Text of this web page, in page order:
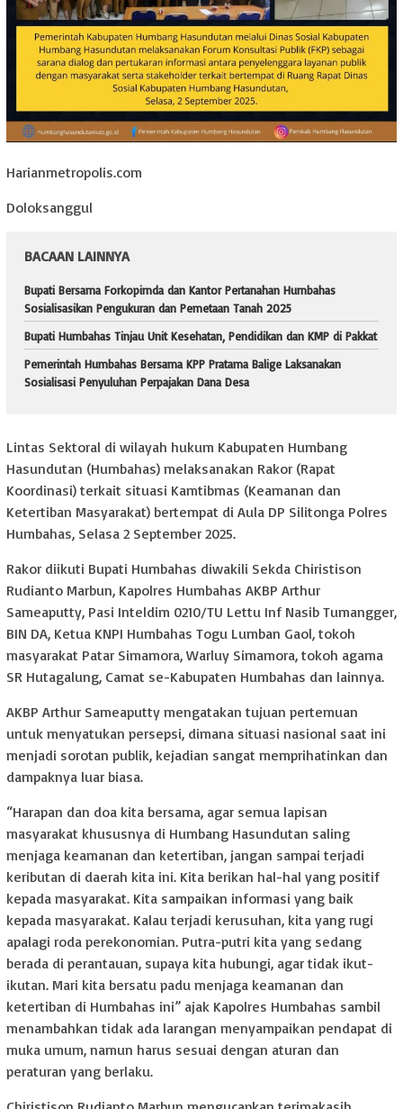
Harianmetropolis.com
Doloksanggul
BACAAN LAINNYA
Bupati Bersama Forkopimda dan Kantor Pertanahan Humbahas
Sosialisasikan Pengukuran dan Pemetaan Tanah 2025
Bupati Humbahas Tinjau Unit Kesehatan, Pendidikan dan KMP di Pakkat
Pemerintah Humbahas Bersama KPP Pratama Balige Laksanakan
Sosialisasi Penyuluhan Perpajakan Dana Desa
Lintas Sektoral di wilayah hukum Kabupaten Humbang
Hasundutan (Humbahas) melaksanakan Rakor (Rapat
Koordinasi) terkait situasi Kamtibmas (Keamanan dan
Ketertiban Masyarakat) bertempat di Aula DP Silitonga Polres
Humbahas, Selasa 2 September 2025.
Rakor diikuti Bupati Humbahas diwakili Sekda Chiristison
Rudianto Marbun, Kapolres Humbahas AKBP Arthur
Sameaputty, Pasi Inteldim 0210/TU Lettu Inf Nasib Tumangger,
BIN DA, Ketua KNPI Humbahas Togu Lumban Gaol, tokoh
masyarakat Patar Simamora, Warluy Simamora, tokoh agama
SR Hutagalung, Camat se-Kabupaten Humbahas dan lainnya.
AKBP Arthur Sameaputty mengatakan tujuan pertemuan
untuk menyatukan persepsi, dimana situasi nasional saat ini
menjadi sorotan publik, kejadian sangat memprihatinkan dan
dampaknya luar biasa.
“Harapan dan doa kita bersama, agar semua lapisan
masyarakat khususnya di Humbang Hasundutan saling
menjaga keamanan dan ketertiban, jangan sampai terjadi
keributan di daerah kita ini. Kita berikan hal-hal yang positif
kepada masyarakat. Kita sampaikan informasi yang baik
kepada masyarakat. Kalau terjadi kerusuhan, kita yang rugi
apalagi roda perekonomian. Putra-putri kita yang sedang
berada di perantauan, supaya kita hubungi, agar tidak ikut-
ikutan. Mari kita bersatu padu menjaga keamanan dan
ketertiban di Humbahas ini” ajak Kapolres Humbahas sambil
menambahkan tidak ada larangan menyampaikan pendapat di
muka umum, namun harus sesuai dengan aturan dan
peraturan yang berlaku.